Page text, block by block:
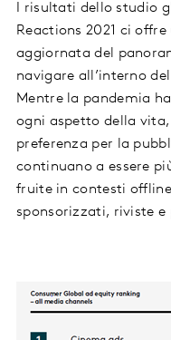
I risultati dello studio
Reactions 2021 ci
aggiornata del
navigare all’interno
Mentre la pandemia
ogni aspetto della
preferenza per la
continuano a essere
fruite in contesti
sponsorizzati, riviste e